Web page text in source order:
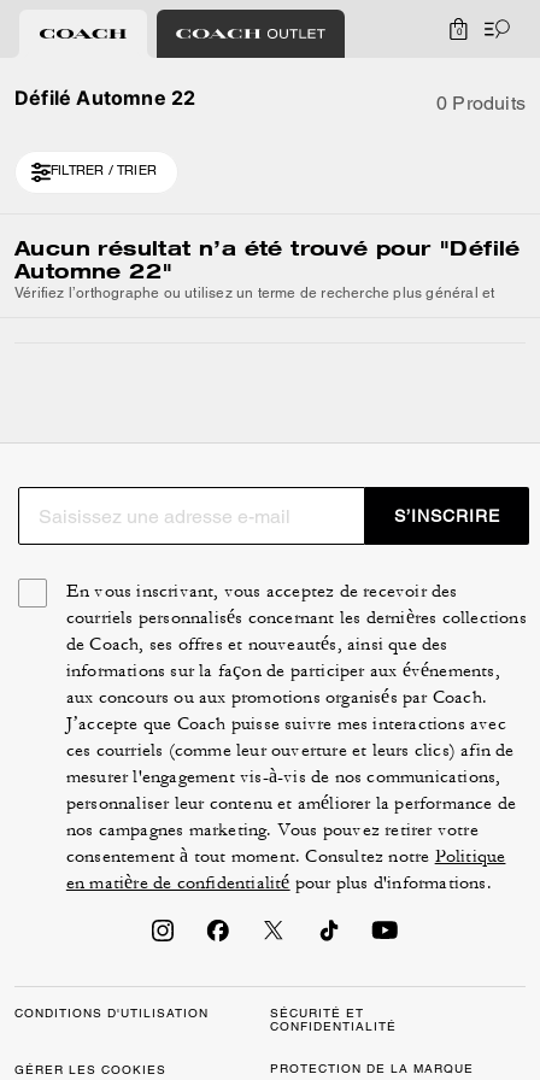
0
Défilé Automne 22 0 Produits
FILTRER / TRIER
Aucun résultat n’a été trouvé pour "Défilé
Automne 22"
Vérifiez l’orthographe ou utilisez un terme de recherche plus général et
S’INSCRIRE
En vous inscrivant, vous acceptez de recevoir des
courriels personnalisés concernant les dernières collections
de Coach, ses offres et nouveautés, ainsi que des
informations sur la façon de participer aux événements,
aux concours ou aux promotions organisés par Coach.
J’accepte que Coach puisse suivre mes interactions avec
ces courriels (comme leur ouverture et leurs clics) afin de
mesurer l'engagement vis-à-vis de nos communications,
personnaliser leur contenu et améliorer la performance de
nos campagnes marketing. Vous pouvez retirer votre
consentement à tout moment. Consultez notre Politique
en matière de confidentialité pour plus d'informations.
CONDITIONS D'UTILISATION
SÉCURITÉ ET
CONFIDENTIALITÉ
GÉRER LES COOKIES PROTECTION DE LA MARQUE